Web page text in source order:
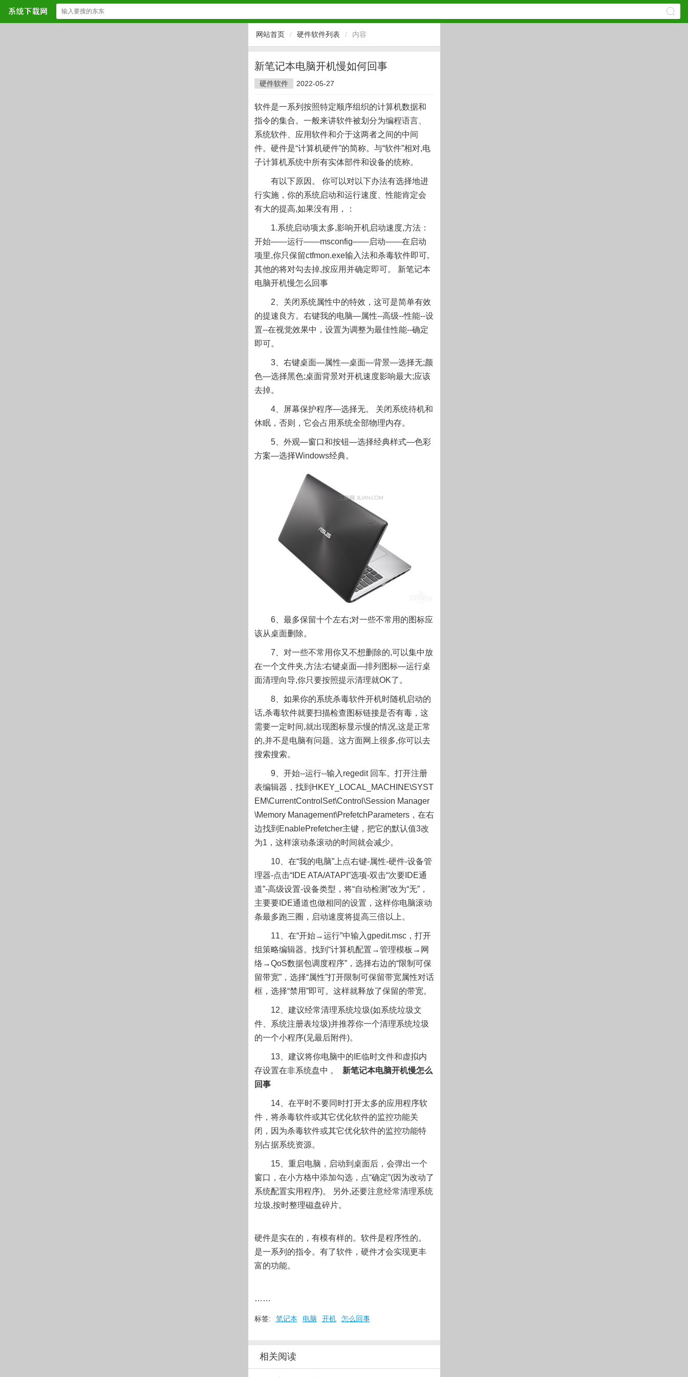
网站首页 / 硬件软件列表 / 内容
新笔记本电脑开机慢如何回事
硬件软件 2022-05-27
软件是一系列按照特定顺序组织的计算机数据和
指令的集合。一般来讲软件被划分为编程语言、
系统软件、应用软件和介于这两者之间的中间
件。硬件是“计算机硬件”的简称。与“软件”相对,电
子计算机系统中所有实体部件和设备的统称。
有以下原因。 你可以对以下办法有选择地进
行实施，你的系统启动和运行速度、性能肯定会
有大的提高,如果没有用，：
1.系统启动项太多,影响开机启动速度,方法：
开始——运行——msconfig——启动——在启动
项里,你只保留ctfmon.exe输入法和杀毒软件即可,
其他的将对勾去掉,按应用并确定即可。 新笔记本
电脑开机慢怎么回事
2、关闭系统属性中的特效，这可是简单有效
的提速良方。右键我的电脑—属性--高级--性能--设
置--在视觉效果中，设置为调整为最佳性能--确定
即可。
3、右键桌面—属性—桌面—背景—选择无;颜
色—选择黑色;桌面背景对开机速度影响最大;应该
去掉。
4、屏幕保护程序—选择无。 关闭系统待机和
休眠，否则，它会占用系统全部物理内存。
5、外观—窗口和按钮—选择经典样式—色彩
方案—选择Windows经典。
6、最多保留十个左右;对一些不常用的图标应
该从桌面删除。
7、对一些不常用你又不想删除的,可以集中放
在一个文件夹,方法:右键桌面—排列图标—运行桌
面清理向导,你只要按照提示清理就OK了。
8、如果你的系统杀毒软件开机时随机启动的
话,杀毒软件就要扫描检查图标链接是否有毒，这
需要一定时间,就出现图标显示慢的情况,这是正常
的,并不是电脑有问题。这方面网上很多,你可以去
搜索搜索。
9、开始--运行--输入regedit 回车。打开注册
表编辑器，找到HKEY_LOCAL_MACHINE\SYST
EM\CurrentControlSet\Control\Session Manager
\Memory Management\PrefetchParameters，在右
边找到EnablePrefetcher主键，把它的默认值3改
为1，这样滚动条滚动的时间就会减少。
10、在“我的电脑”上点右键-属性-硬件-设备管
理器-点击“IDE ATA/ATAPI”选项-双击“次要IDE通
道”-高级设置-设备类型，将“自动检测”改为“无”，
主要要IDE通道也做相同的设置，这样你电脑滚动
条最多跑三圈，启动速度将提高三倍以上。
11、在“开始→运行”中输入gpedit.msc，打开
组策略编辑器。找到“计算机配置→管理模板→网
络→QoS数据包调度程序”，选择右边的“限制可保
留带宽”，选择“属性”打开限制可保留带宽属性对话
框，选择“禁用”即可。这样就释放了保留的带宽。
12、建议经常清理系统垃圾(如系统垃圾文
件、系统注册表垃圾)并推荐你一个清理系统垃圾
的一个小程序(见最后附件)。
13、建议将你电脑中的IE临时文件和虚拟内
存设置在非系统盘中 。 新笔记本电脑开机慢怎么
回事
14、在平时不要同时打开太多的应用程序软
件，将杀毒软件或其它优化软件的监控功能关
闭，因为杀毒软件或其它优化软件的监控功能特
别占据系统资源。
15、重启电脑，启动到桌面后，会弹出一个
窗口，在小方格中添加勾选，点“确定”(因为改动了
系统配置实用程序)。 另外,还要注意经常清理系统
垃圾,按时整理磁盘碎片。
硬件是实在的，有模有样的。软件是程序性的。
是一系列的指令。有了软件，硬件才会实现更丰
富的功能。
……
标签: 笔记本 电脑 开机 怎么回事
相关阅读